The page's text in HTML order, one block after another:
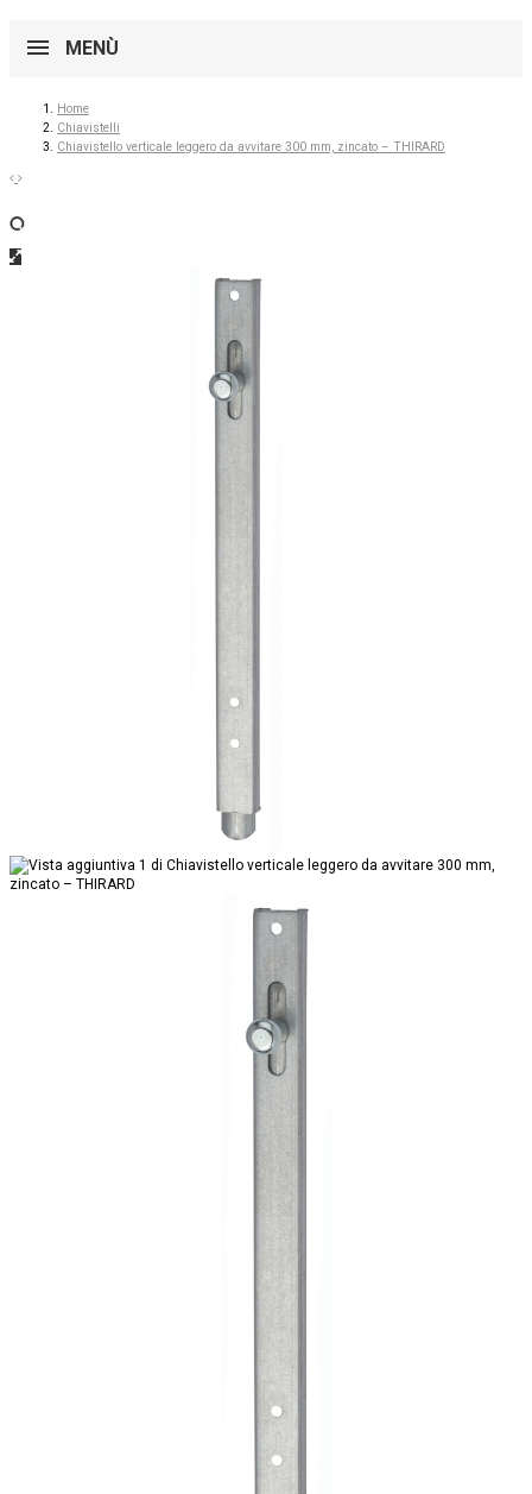
MENÙ
Home
Chiavistelli
Chiavistello verticale leggero da avvitare 300 mm, zincato – THIRARD